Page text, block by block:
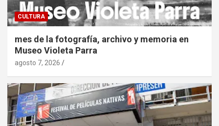
CULTURA
mes de la fotografía, archivo y memoria en
Museo Violeta Parra
agosto 7, 2026